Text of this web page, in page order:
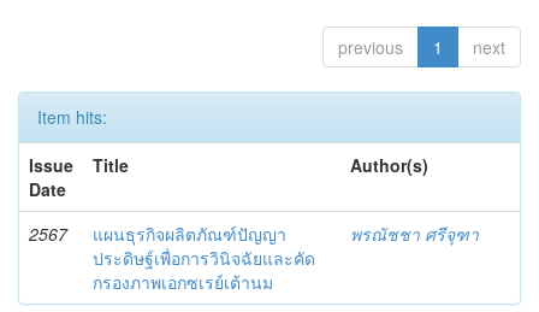
previous 1 next
Item hits:
Issue
Date
Title Author(s)
2567
แผนธุรกิจผลิตภัณฑ์ปัญญา
ประดิษฐ์เพื่อการวินิจฉัยและคัด
กรองภาพเอกซเรย์เต้านม
พรณัชชา ศรีจุฑา